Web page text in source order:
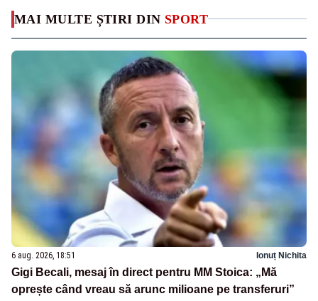
MAI MULTE ȘTIRI DIN SPORT
6 aug. 2026, 18:51 Ionuț Nichita
Gigi Becali, mesaj în direct pentru MM Stoica: „Mă
oprește când vreau să arunc milioane pe transferuri”